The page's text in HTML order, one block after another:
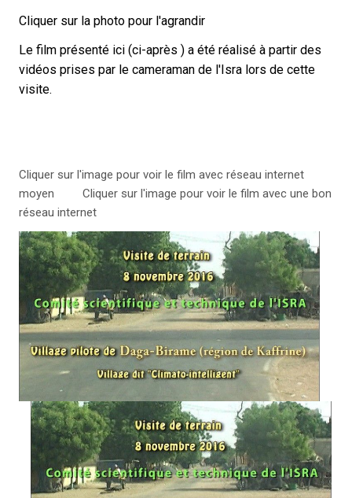
Cliquer sur la photo pour l'agrandir
Le film présenté ici (ci-après ) a été réalisé à partir des
vidéos prises par le cameraman de l'Isra lors de cette
visite.
Cliquer sur l'image pour voir le film avec réseau internet
moyen Cliquer sur l'image pour voir le film avec une bon
réseau internet